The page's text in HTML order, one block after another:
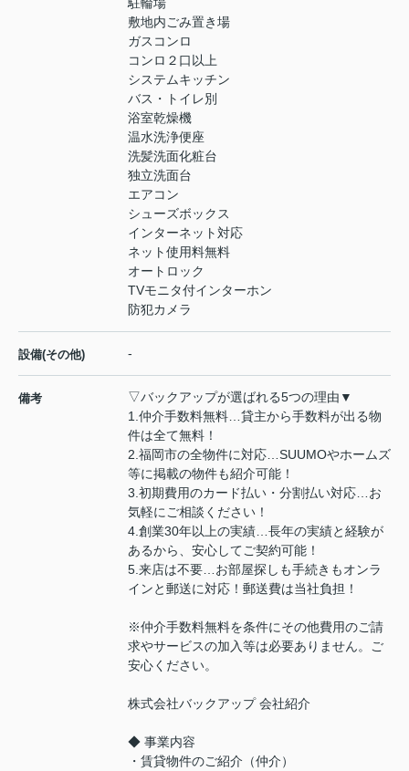
敷地内ごみ置き場
ガスコンロ
コンロ２口以上
システムキッチン
バス・トイレ別
浴室乾燥機
温水洗浄便座
洗髪洗面化粧台
独立洗面台
エアコン
シューズボックス
インターネット対応
ネット使用料無料
オートロック
TVモニタ付インターホン
防犯カメラ
設備(その他) -
備考
▽バックアップが選ばれる5つの理由▼
1.仲介手数料無料…貸主から手数料が出る物
件は全て無料！
2.福岡市の全物件に対応…SUUMOやホームズ
等に掲載の物件も紹介可能！
3.初期費用のカード払い・分割払い対応…お
気軽にご相談ください！
4.創業30年以上の実績…長年の実績と経験が
あるから、安心してご契約可能！
5.来店は不要…お部屋探しも手続きもオンラ
インと郵送に対応！郵送費は当社負担！
※仲介手数料無料を条件にその他費用のご請
求やサービスの加入等は必要ありません。ご
安心ください。
株式会社バックアップ 会社紹介
◆ 事業内容
・賃貸物件のご紹介（仲介）